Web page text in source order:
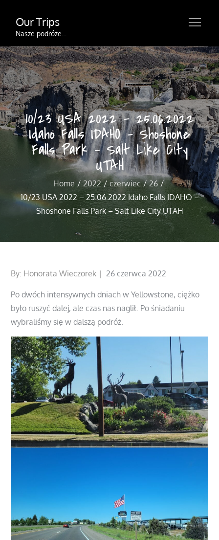
content
Our Trips
Nasze podróże…
10/23 USA 2022 – 25.06.2022
Idaho Falls IDAHO – Shoshone
Falls Park – Salt Like City
UTAH
Home 2022 czerwiec
26
10/23 USA 2022 – 25.06.2022 Idaho Falls IDAHO –
Shoshone Falls Park – Salt Like City UTAH
By: Honorata Wieczorek
Posted
26 czerwca 2022
Po dwóch intensywnych dniach w Yellowstone, ciężko
było ruszyć dalej, ale czas nas naglił. Po śniadaniu
wybraliśmy się w dalszą podróż.